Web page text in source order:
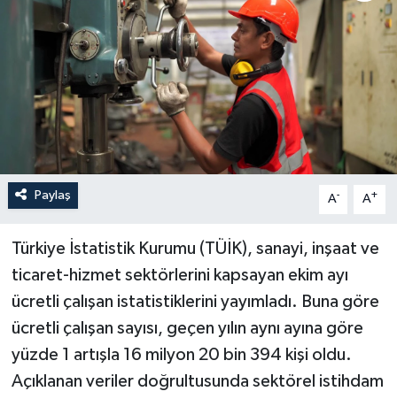
Paylaş A- A+
Türkiye İstatistik Kurumu (TÜİK), sanayi, inşaat ve
ticaret-hizmet sektörlerini kapsayan ekim ayı
ücretli çalışan istatistiklerini yayımladı. Buna göre
ücretli çalışan sayısı, geçen yılın aynı ayına göre
yüzde 1 artışla 16 milyon 20 bin 394 kişi oldu.
Açıklanan veriler doğrultusunda sektörel istihdam